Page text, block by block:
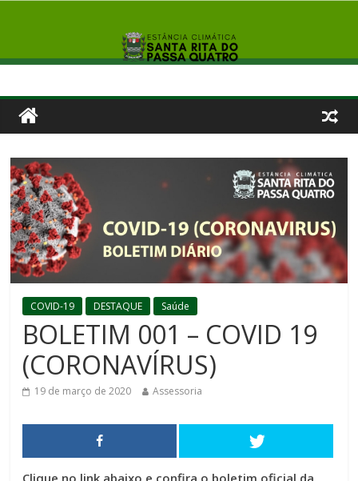
COVID-19 DESTAQUE Saúde
BOLETIM 001 – COVID 19
(CORONAVÍRUS)
19 de março de 2020 Assessoria
Clique no link abaixo e confira o boletim oficial da